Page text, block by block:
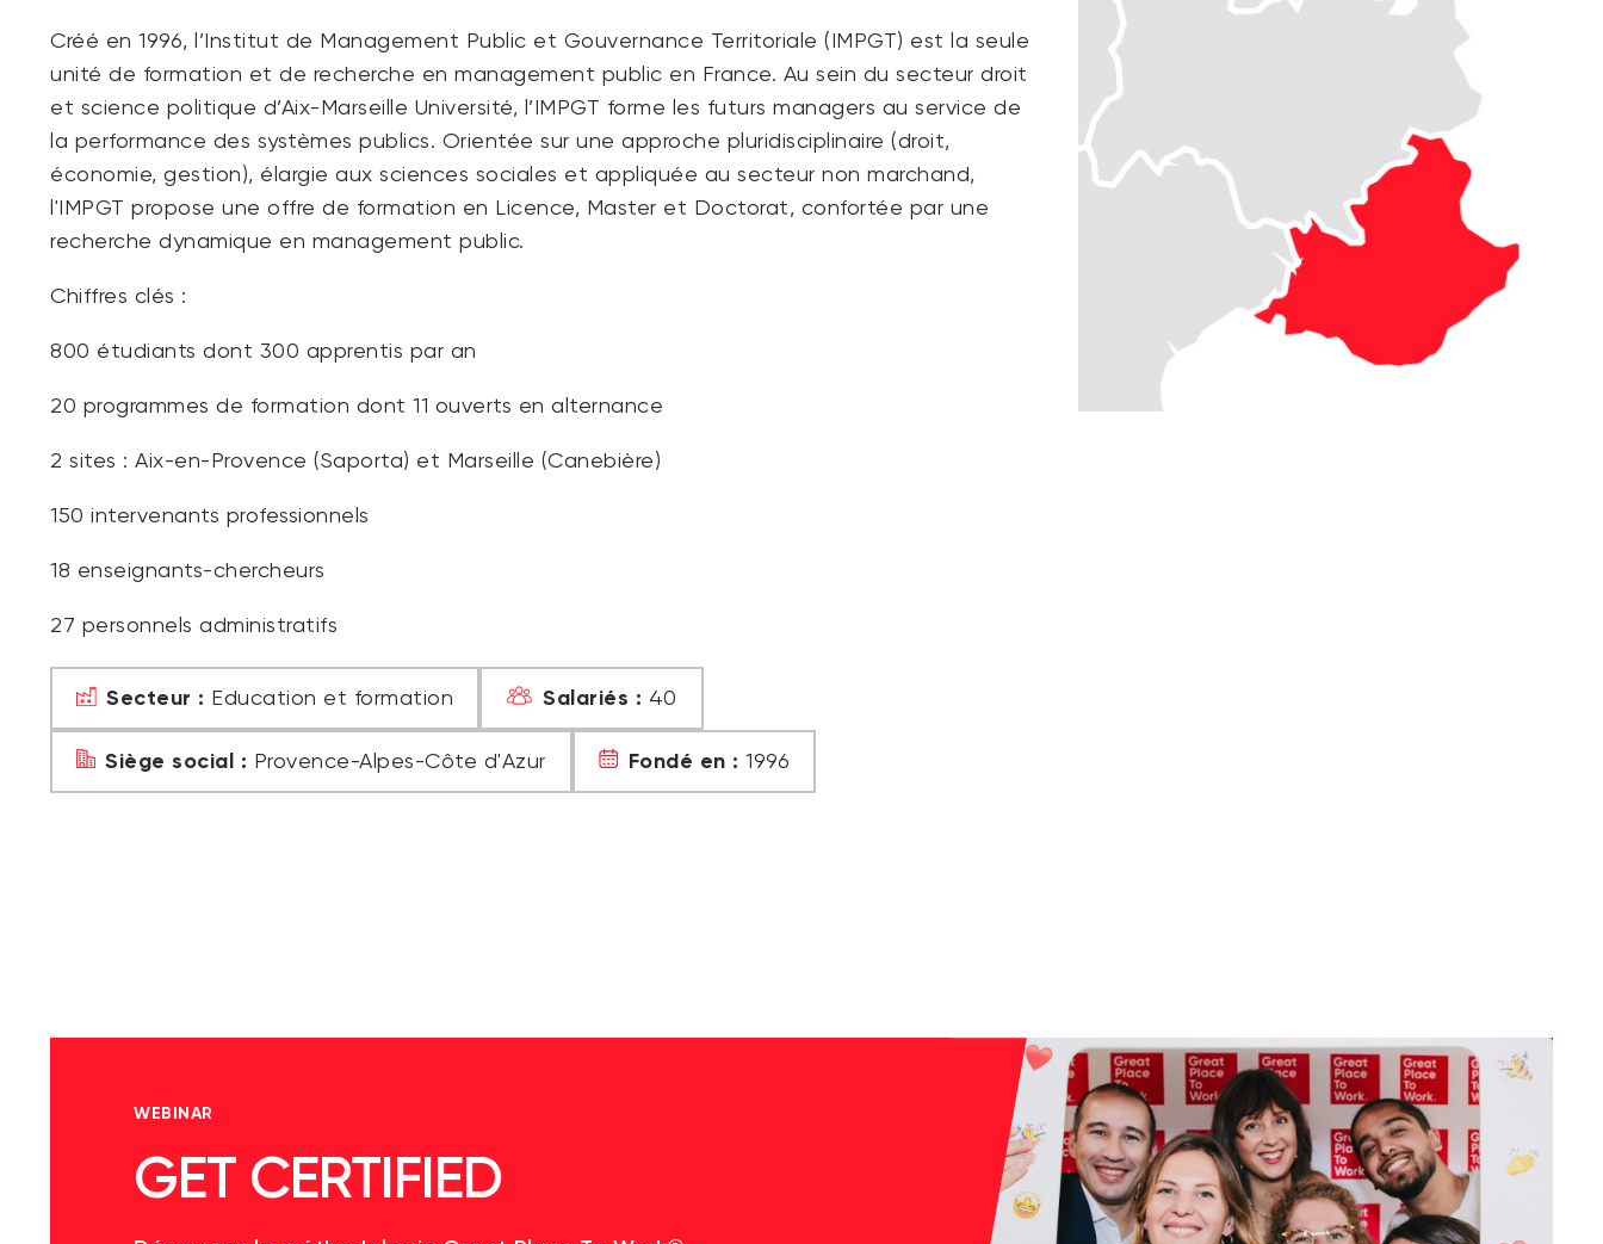
Créé en 1996, l’Institut de Management Public et Gouvernance Territoriale (IMPGT) est la seule
unité de formation et de recherche en management public en France. Au sein du secteur droit
et science politique d’Aix-Marseille Université, l’IMPGT forme les futurs managers au service de
la performance des systèmes publics. Orientée sur une approche pluridisciplinaire (droit,
économie, gestion), élargie aux sciences sociales et appliquée au secteur non marchand,
l'IMPGT propose une offre de formation en Licence, Master et Doctorat, confortée par une
recherche dynamique en management public.
Chiffres clés :
800 étudiants dont 300 apprentis par an
20 programmes de formation dont 11 ouverts en alternance
2 sites : Aix-en-Provence (Saporta) et Marseille (Canebière)
150 intervenants professionnels
18 enseignants-chercheurs
27 personnels administratifs
Secteur : Education et formation Salariés : 40
Siège social : Provence-Alpes-Côte d'Azur Fondé en : 1996
WEBINAR
GET CERTIFIED